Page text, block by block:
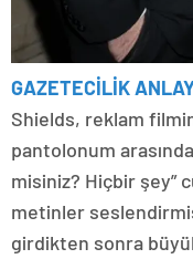
GAZETECİLİK
Shields, reklam
pantolonum
misiniz? Hiçbir şey”
metinler
girdikten sonra